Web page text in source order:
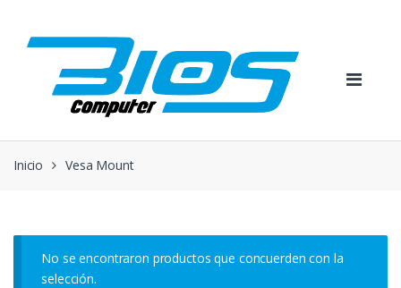
navigation
content
Inicio Vesa Mount
No se encontraron productos que concuerden con la
selección.